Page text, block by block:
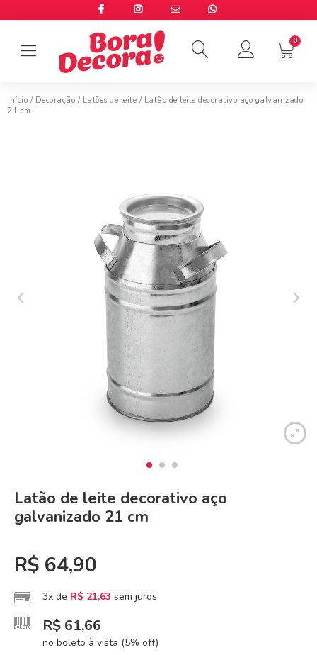
Início / Decoração / Latões de leite / Latão de leite decorativo aço galvanizado
21 cm
Latão de leite decorativo aço
galvanizado 21 cm
R$ 64,90
3x de R$ 21,63 sem juros
R$ 61,66
no boleto à vista (5% off)